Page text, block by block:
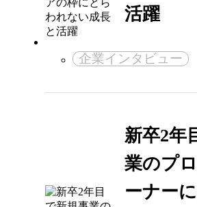
活躍
企業インタビュー
新卒2年
業のプ
ーナー